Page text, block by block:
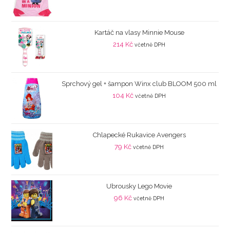
Kartáč na vlasy Minnie Mouse
214 Kč včetně DPH
Sprchový gel + šampon Winx club BLOOM 500 ml
104 Kč včetně DPH
Chlapecké Rukavice Avengers
79 Kč včetně DPH
Ubrousky Lego Movie
96 Kč včetně DPH